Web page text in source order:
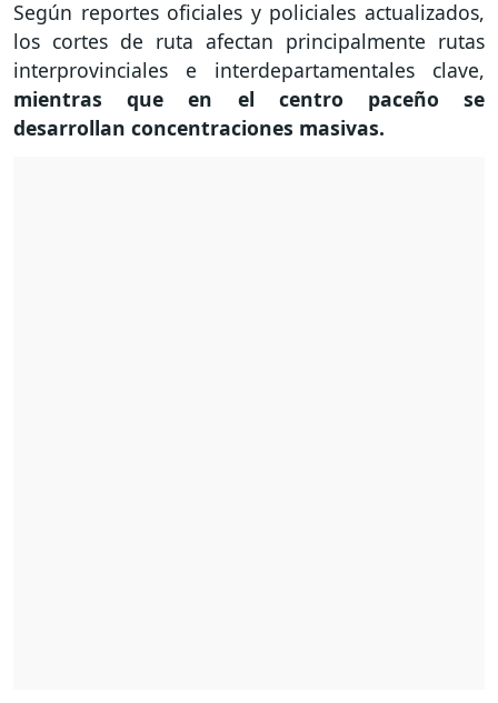
Según reportes oficiales y policiales actualizados,
los cortes de ruta afectan principalmente rutas
interprovinciales e interdepartamentales clave,
mientras que en el centro paceño se
desarrollan concentraciones masivas.